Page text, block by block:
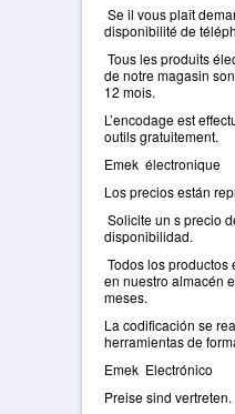
Se il vous plaît
disponibilité de
Tous les produits
de notre magasin
12 mois.
L’encodage est
outils gratuitement.
Emek électronique
Los precios están
Solicite un s precio
disponibilidad.
Todos los productos
en nuestro almacén
meses.
La codificación se
herramientas de
Emek Electrónico
Preise sind vertreten.